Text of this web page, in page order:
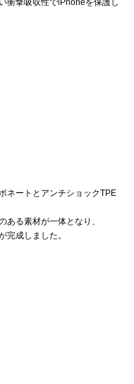
衝撃吸収性でiPhoneを保護し
ネートとアンチショックTPE
ある素材が一体となり、
完成しました。